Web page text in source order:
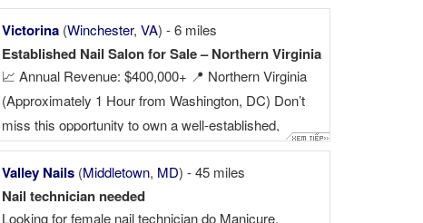
Victorina (Winchester, VA) - 6 miles
Established Nail Salon for Sale – Northern Virginia
📈 Annual Revenue: $400,000+ 📍 Northern Virginia
(Approximately 1 Hour from Washington, DC) Don’t
miss this opportunity to own a well-established,
profitable nail salon with a loyal customer base. After
more than 11 successful years in business, the owner
is selling due to personal ...
Valley Nails (Middletown, MD) - 45 miles
Nail technician needed
Looking for female nail technician do Manicure,